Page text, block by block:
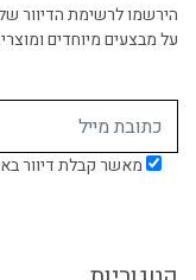
הירשמו לרשימת הדיוור
על מבצעים מיוחדים
מאשר קבלת דיוור